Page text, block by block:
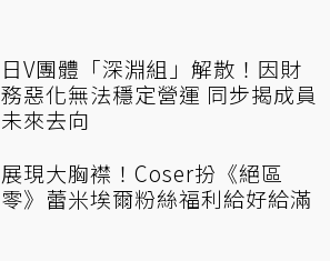
日V團體「深淵組」解散！因財
務惡化無法穩定營運 同步揭成員
未來去向
展現大胸襟！Coser扮《絕區
零》蕾米埃爾粉絲福利給好給滿